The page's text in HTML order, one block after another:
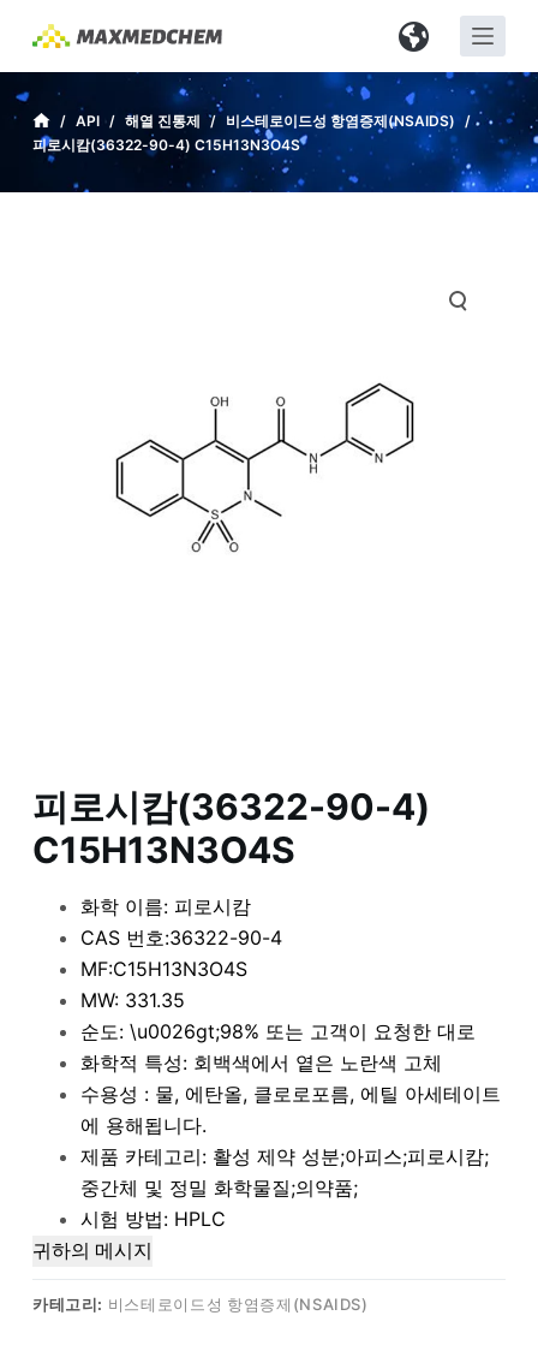
i
p
/ API / 해열 진통제 / 비스테로이드성 항염증제(NSAIDS) /
피로시캄(36322-90-4) C15H13N3O4S
피로시캄(36322-90-4)
C15H13N3O4S
화학 이름: 피로시캄
CAS 번호:36322-90-4
MF:C15H13N3O4S
MW: 331.35
순도: \u0026gt;98% 또는 고객이 요청한 대로
화학적 특성: 회백색에서 옅은 노란색 고체
수용성 : 물, 에탄올, 클로로포름, 에틸 아세테이트
에 용해됩니다.
제품 카테고리: 활성 제약 성분;아피스;피로시캄;
중간체 및 정밀 화학물질;의약품;
시험 방법: HPLC
귀하의 메시지
카테고리: 비스테로이드성 항염증제(NSAIDS)